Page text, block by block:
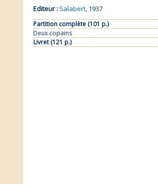
Editeur : Salabert, 1937
Partition complète (101 p.)
Deux copains
Livret (121 p.)